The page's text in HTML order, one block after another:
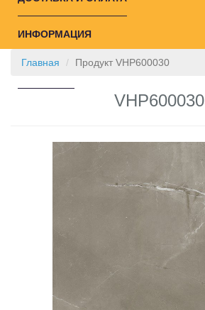
ИНФОРМАЦИЯ
Главная Продукт VHP600030
VHP600030